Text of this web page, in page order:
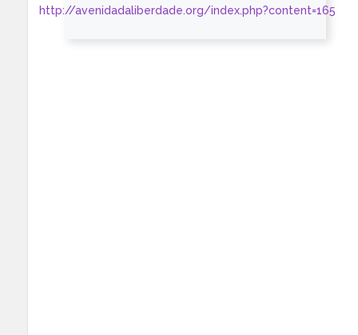
http://avenidadaliberdade.org/index.php?content=165